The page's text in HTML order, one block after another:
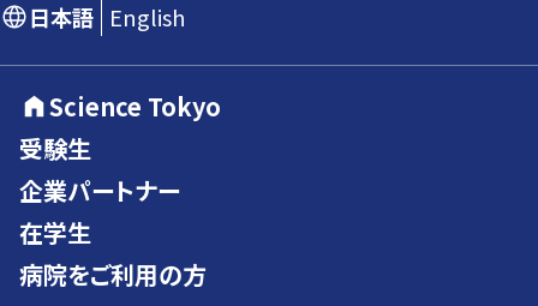
日本語 English
Science Tokyo
受験生
企業パートナー
在学生
病院をご利用の方